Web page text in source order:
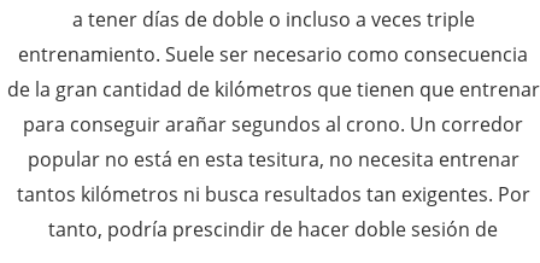
a tener días de doble o incluso a veces triple
entrenamiento. Suele ser necesario como consecuencia
de la gran cantidad de kilómetros que tienen que entrenar
para conseguir arañar segundos al crono. Un corredor
popular no está en esta tesitura, no necesita entrenar
tantos kilómetros ni busca resultados tan exigentes. Por
tanto, podría prescindir de hacer doble sesión de